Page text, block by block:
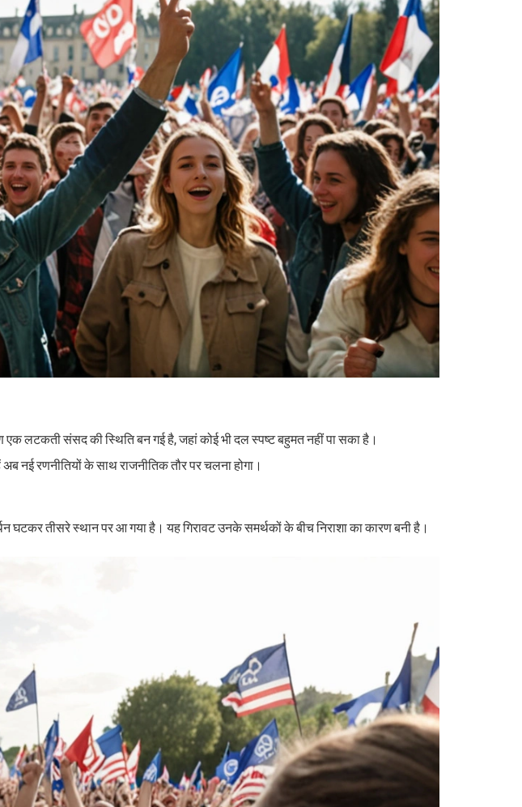
एक लटकती संसद की स्थिति बन गई है, जहां कोई भी दल स्पष्ट बहुमत नहीं पा सका है।
नई रणनीतियों के साथ राजनीतिक तौर पर चलना होगा।
तीसरे स्थान पर आ गया है। यह गिरावट उनके समर्थकों के बीच निराशा का कारण बनी है।